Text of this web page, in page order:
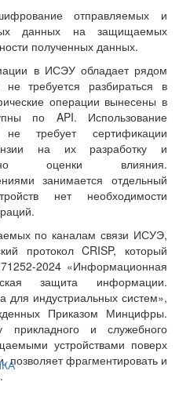
отправляемых и
данных на защищаемых
полученных данных.
в ИСЭУ обладает рядом
не требуется разбираться в
операции вынесены в
по API. Использование
требует сертификации
на их разработку и
оценки влияния.
занимается отдельный
нет необходимости
по каналам связи ИСУЭ,
протокол CRISP, который
2024 «Информационная
защита информации.
индустриальных систем»,
Приказом Минцифры.
прикладного и служебного
устройствами поверх
позволяет фрагментировать и